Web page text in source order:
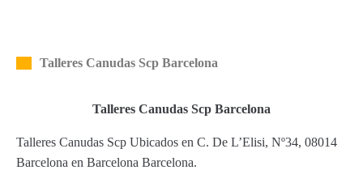
Talleres Canudas Scp Barcelona
Talleres Canudas Scp Barcelona
Talleres Canudas Scp Ubicados en C. De L’Elisi, Nº34, 08014
Barcelona en Barcelona Barcelona.